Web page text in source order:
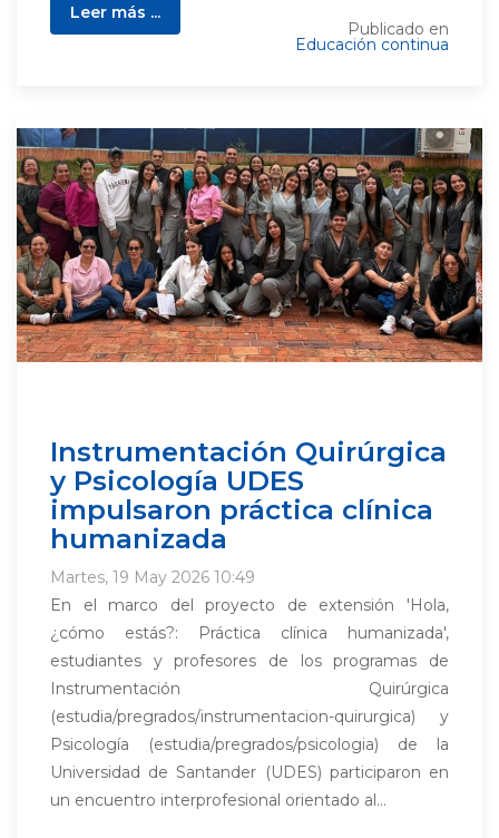
Leer más ...
Publicado en
Educación continua
Instrumentación Quirúrgica
y Psicología UDES
impulsaron práctica clínica
humanizada
Martes, 19 May 2026 10:49
En el marco del proyecto de extensión 'Hola,
¿cómo estás?: Práctica clínica humanizada',
estudiantes y profesores de los programas de
Instrumentación Quirúrgica
(estudia/pregrados/instrumentacion-quirurgica) y
Psicología (estudia/pregrados/psicologia) de la
Universidad de Santander (UDES) participaron en
un encuentro interprofesional orientado al...